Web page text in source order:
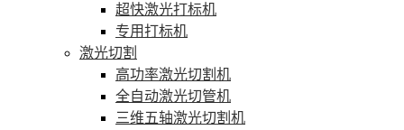
超快激光打标机
专用打标机
激光切割
高功率激光切割机
全自动激光切管机
三维五轴激光切割机